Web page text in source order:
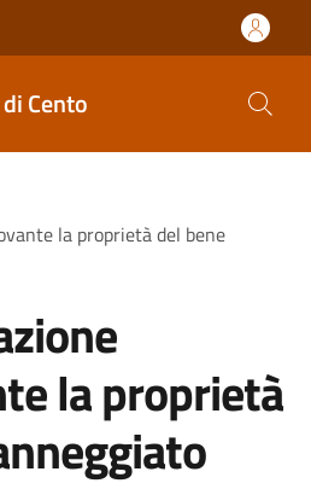
Cento
la proprietà del bene
la proprietà